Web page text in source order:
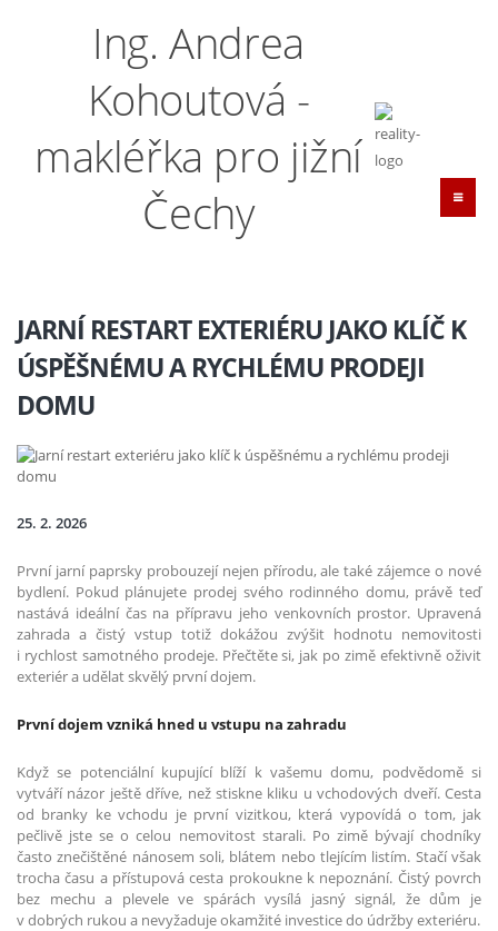
Ing. Andrea
Kohoutová -
makléřka pro jižní
Čechy
JARNÍ RESTART EXTERIÉRU JAKO KLÍČ K
ÚSPĚŠNÉMU A RYCHLÉMU PRODEJI
DOMU
25. 2. 2026
První jarní paprsky probouzejí nejen přírodu, ale také zájemce o nové
bydlení. Pokud plánujete prodej svého rodinného domu, právě teď
nastává ideální čas na přípravu jeho venkovních prostor. Upravená
zahrada a čistý vstup totiž dokážou zvýšit hodnotu nemovitosti
i rychlost samotného prodeje. Přečtěte si, jak po zimě efektivně oživit
exteriér a udělat skvělý první dojem.
První dojem vzniká hned u vstupu na zahradu
Když se potenciální kupující blíží k vašemu domu, podvědomě si
vytváří názor ještě dříve, než stiskne kliku u vchodových dveří. Cesta
od branky ke vchodu je první vizitkou, která vypovídá o tom, jak
pečlivě jste se o celou nemovitost starali. Po zimě bývají chodníky
často znečištěné nánosem soli, blátem nebo tlejícím listím. Stačí však
trocha času a přístupová cesta prokoukne k nepoznání. Čistý povrch
bez mechu a plevele ve spárách vysílá jasný signál, že dům je
v dobrých rukou a nevyžaduje okamžité investice do údržby exteriéru.